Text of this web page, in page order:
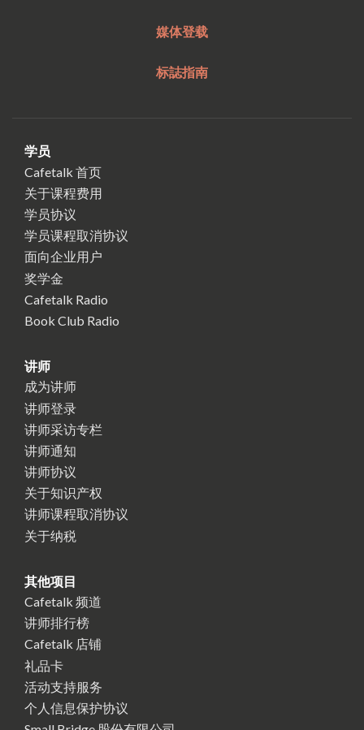
媒体登载
标誌指南
学员
Cafetalk 首页
关于课程费用
学员协议
学员课程取消协议
面向企业用户
奖学金
Cafetalk Radio
Book Club Radio
讲师
成为讲师
讲师登录
讲师采访专栏
讲师通知
讲师协议
关于知识产权
讲师课程取消协议
关于纳税
其他项目
Cafetalk 频道
讲师排行榜
Cafetalk 店铺
礼品卡
活动支持服务
个人信息保护协议